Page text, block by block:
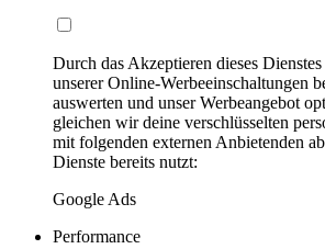
Durch das Akzeptieren dieses
unserer Online-Werbeeinschaltungen
auswerten und unser Werbeangebot
gleichen wir deine verschlüsselten
mit folgenden externen Anbietenden
Dienste bereits nutzt:
Google Ads
Performance